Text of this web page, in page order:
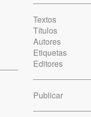
Textos
Títulos
Autores
Etiquetas
Editores
Publicar